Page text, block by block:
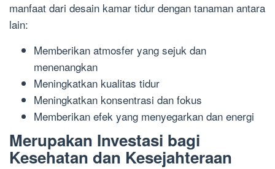
manfaat dari desain kamar tidur dengan tanaman antara
lain:
Memberikan atmosfer yang sejuk dan
menenangkan
Meningkatkan kualitas tidur
Meningkatkan konsentrasi dan fokus
Memberikan efek yang menyegarkan dan energi
Merupakan Investasi bagi
Kesehatan dan Kesejahteraan